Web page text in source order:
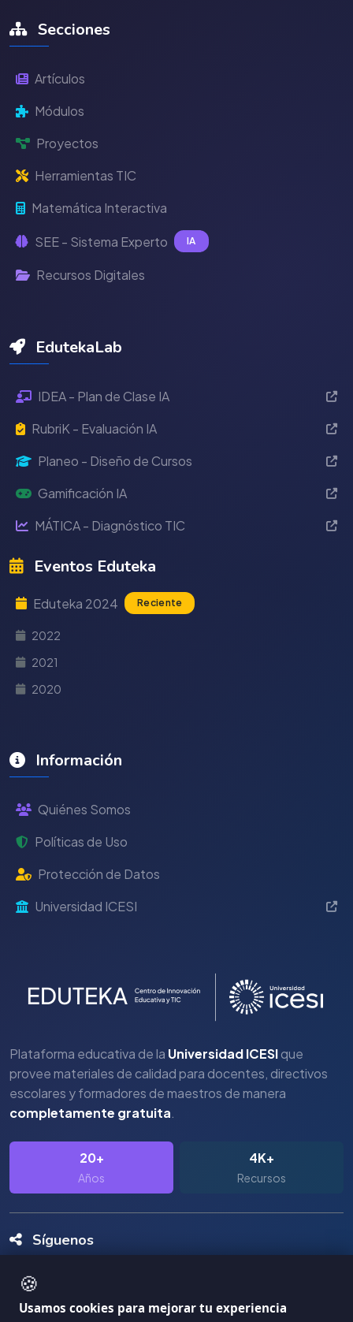
🍪
Usamos cookies para mejorar tu experiencia
Secciones
Artículos
Módulos
Proyectos
Herramientas TIC
Matemática Interactiva
SEE - Sistema Experto IA
Recursos Digitales
EdutekaLab
IDEA - Plan de Clase IA
RubriK - Evaluación IA
Planeo - Diseño de Cursos
Gamificación IA
MÁTICA - Diagnóstico TIC
Eventos Eduteka
Eduteka 2024 Reciente
2022
2021
2020
Información
Quiénes Somos
Políticas de Uso
Protección de Datos
Universidad ICESI
Plataforma educativa de la Universidad ICESIque
provee materiales de calidad para docentes, directivos
escolares y formadores de maestros de manera
completamente gratuita.
20+
Años
4K+
Recursos
Síguenos